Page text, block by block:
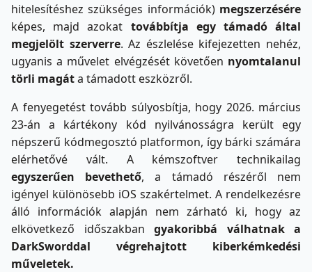
hitelesítéshez szükséges információk) megszerzésére
képes, majd azokat továbbítja egy támadó által
megjelölt szerverre. Az észlelése kifejezetten nehéz,
ugyanis a művelet elvégzését követően nyomtalanul
törli magáta támadott eszközről.
A fenyegetést tovább súlyosbítja, hogy 2026. március
23-án a kártékony kód nyilvánosságra került egy
népszerű kódmegosztó platformon, így bárki számára
elérhetővé vált. A kémszoftver technikailag
egyszerűen bevethető, a támadó részéről nem
igényel különösebb iOS szakértelmet. A rendelkezésre
álló információk alapján nem zárható ki, hogy az
elkövetkező időszakban gyakoribbá válhatnak a
DarkSworddal végrehajtott kiberkémkedési
műveletek.